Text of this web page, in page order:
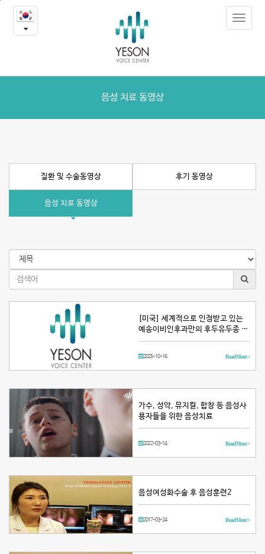
질
환
수
동
상
Toggle
음성 치료 동영상
질환 및 수술동영상 후기 동영상
음성 치료 동영상
[미국] 세계적으로 인정받고 있는
예송이비인후과만의 후두유두종 …
2025-10-16 Read More >
가수, 성악, 뮤지컬, 합창 등 음성사
용자들을 위한 음성치료
2022-03-14 Read More >
음성여성화수술 후 음성훈련2
2017-03-24 Read More >